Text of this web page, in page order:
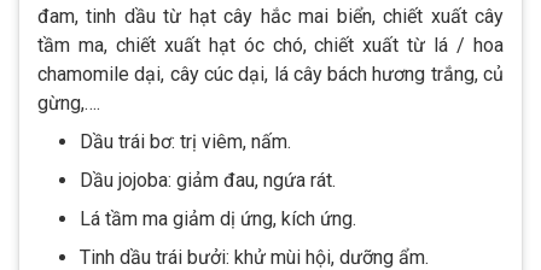
đam, tinh dầu từ hạt cây hắc mai biển, chiết xuất cây
tầm ma, chiết xuất hạt óc chó, chiết xuất từ lá / hoa
chamomile dại, cây cúc dại, lá cây bách hương trắng, củ
gừng,….
Dầu trái bơ: trị viêm, nấm.
Dầu jojoba: giảm đau, ngứa rát.
Lá tầm ma giảm dị ứng, kích ứng.
Tinh dầu trái bưởi: khử mùi hội, dưỡng ẩm.